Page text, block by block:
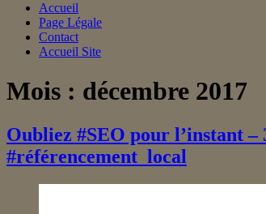
Accueil
Page Légale
Contact
Accueil Site
Mois : décembre 2017
Oubliez #SEO pour l’instant –
#référencement_local